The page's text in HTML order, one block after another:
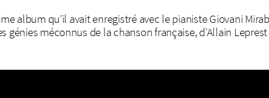
album qu’il avait enregistré avec le pianiste Giovani
méconnus de la chanson française, d’Allain Leprest